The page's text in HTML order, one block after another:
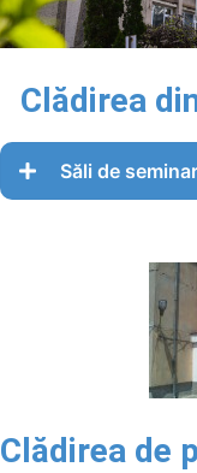
Clădirea
Săli de seminar
Clădirea de